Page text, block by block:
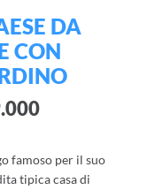
DA
CON
famoso per il suo
tipica casa di